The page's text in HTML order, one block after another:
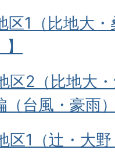
区1（比地大
区2（比地大
（台風・豪雨
区1（辻・大